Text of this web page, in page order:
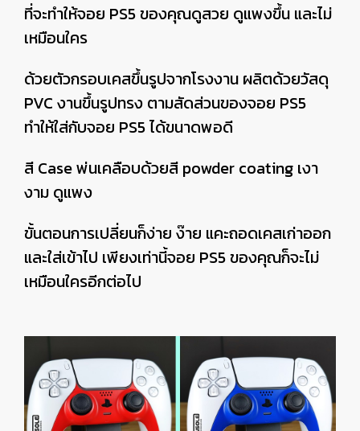
ที่จะทำให้จอย PS5 ของคุณดูสวย ดูแพงขึ้น และไม่
เหมือนใคร
ด้วยตัวกรอบเคสขึ้นรูปจากโรงงาน ผลิตด้วยวัสดุ
PVC งานขึ้นรูปทรง ตามสัดส่วนของจอย PS5
ทำให้ใส่กับจอย PS5 ได้ขนาดพอดี
สี Case พ่นเคลือบด้วยสี powder coating เงา
งาม ดูแพง
ขั้นตอนการเปลี่ยนก็ง่าย ง๊าย แคะถอดเคสเก่าออก
และใส่เข้าไป เพียงเท่านี้จอย PS5 ของคุณก็จะไม่
เหมือนใครอีกต่อไป